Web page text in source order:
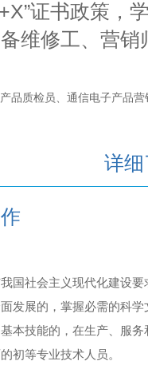
证书政策，
维修工、营销
品质检员、通信电子产品
详
国社会主义现代化建设要
发展的，掌握必需的科学
本技能的，在生产、服务
初等专业技术人员。